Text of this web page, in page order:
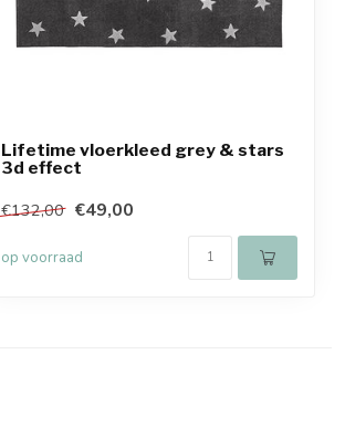
Lifetime vloerkleed grey & stars
3d effect
€132,00 €49,00
op voorraad